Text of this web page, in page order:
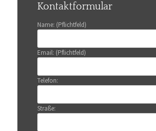
Kontaktformular
Name: (Pflichtfeld)
Email: (Pflichtfeld)
Telefon:
Straße: